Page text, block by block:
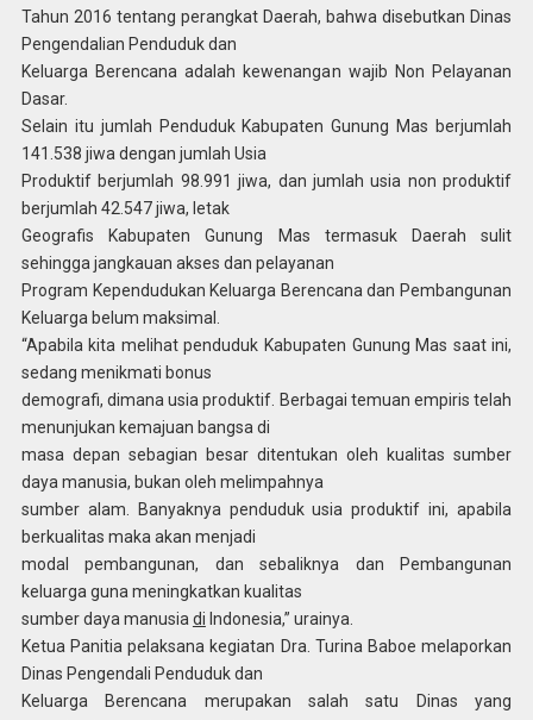
Tahun 2016 tentang perangkat Daerah, bahwa disebutkan Dinas
Pengendalian Penduduk dan
Keluarga Berencana adalah kewenangan wajib Non Pelayanan
Dasar.
Selain itu jumlah Penduduk Kabupaten Gunung Mas berjumlah
141.538 jiwa dengan jumlah Usia
Produktif berjumlah 98.991 jiwa, dan jumlah usia non produktif
berjumlah 42.547 jiwa, letak
Geografis Kabupaten Gunung Mas termasuk Daerah sulit
sehingga jangkauan akses dan pelayanan
Program Kependudukan Keluarga Berencana dan Pembangunan
Keluarga belum maksimal.
“Apabila kita melihat penduduk Kabupaten Gunung Mas saat ini,
sedang menikmati bonus
demografi, dimana usia produktif. Berbagai temuan empiris telah
menunjukan kemajuan bangsa di
masa depan sebagian besar ditentukan oleh kualitas sumber
daya manusia, bukan oleh melimpahnya
sumber alam. Banyaknya penduduk usia produktif ini, apabila
berkualitas maka akan menjadi
modal pembangunan, dan sebaliknya dan Pembangunan
keluarga guna meningkatkan kualitas
sumber daya manusia di Indonesia,” urainya.
Ketua Panitia pelaksana kegiatan Dra. Turina Baboe melaporkan
Dinas Pengendali Penduduk dan
Keluarga Berencana merupakan salah satu Dinas yang